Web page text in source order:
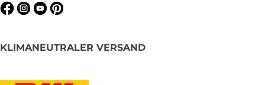
KLIMANEUTRALER VERSAND